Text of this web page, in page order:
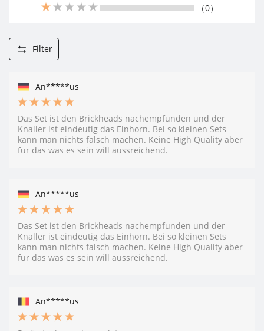
（0）
Filter
An*****us
Das Set ist den Brickheads nachempfunden und der
Knaller ist eindeutig das Einhorn. Bei so kleinen Sets
kann man nichts falsch machen. Keine High Quality aber
für das was es sein will aussreichend.
An*****us
Das Set ist den Brickheads nachempfunden und der
Knaller ist eindeutig das Einhorn. Bei so kleinen Sets
kann man nichts falsch machen. Keine High Quality aber
für das was es sein will aussreichend.
An*****us